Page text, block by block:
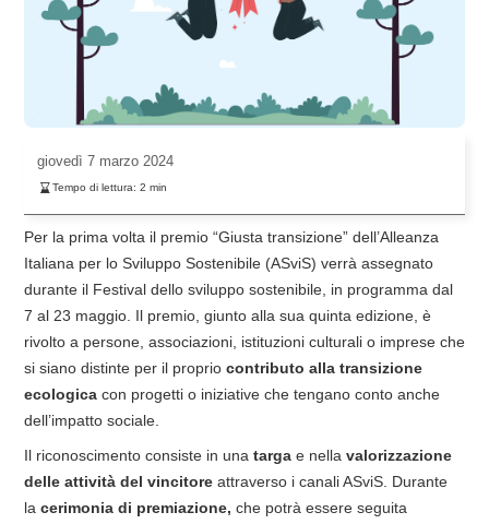
giovedì 7 marzo 2024
Tempo di lettura:2 min
Per la prima volta il premio “Giusta transizione” dell’Alleanza
Italiana per lo Sviluppo Sostenibile (ASviS) verrà assegnato
durante il Festival dello sviluppo sostenibile, in programma dal
7 al 23 maggio. Il premio, giunto alla sua quinta edizione, è
rivolto a persone, associazioni, istituzioni culturali o imprese che
si siano distinte per il proprio contributo alla transizione
ecologica con progetti o iniziative che tengano conto anche
dell’impatto sociale.
Il riconoscimento consiste in una targa e nella valorizzazione
delle attività del vincitore attraverso i canali ASviS. Durante
la cerimonia di premiazione, che potrà essere seguita